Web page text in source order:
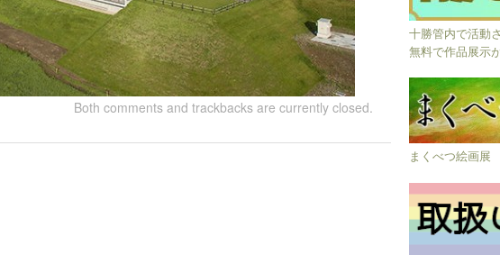
Both comments and trackbacks are currently closed.
十勝管内で活動
無料で作品展示
まくべつ絵画展